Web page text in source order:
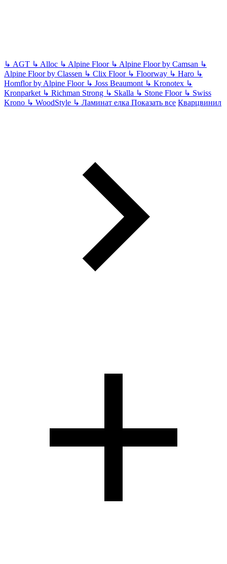
↳ AGT ↳ Alloc ↳ Alpine Floor ↳ Alpine Floor by Camsan ↳
Alpine Floor by Classen ↳ Clix Floor ↳ Floorway ↳ Haro ↳
Homflor by Alpine Floor ↳ Joss Beaumont ↳ Kronotex ↳
Kronparket ↳ Richman Strong ↳ Skalla ↳ Stone Floor ↳ Swiss
Krono ↳ WoodStyle ↳ Ламинат елка Показать все Кварцвинил